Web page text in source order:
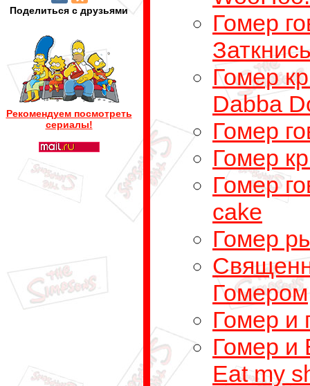
Поделиться с друзьями
Рекомендуем посмотреть
сериалы!
Гомер
Гомер
Dabba
Гомер
Гомер
Гомер
сake
Гомер
Гомером
Гомер и
Гомер и
Eat my